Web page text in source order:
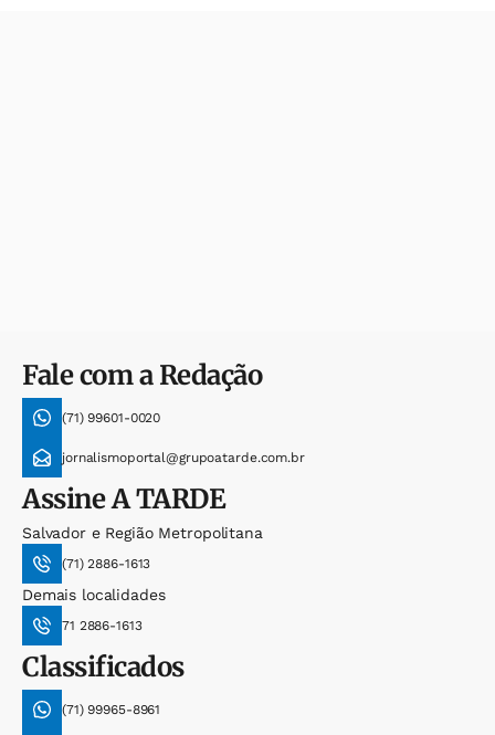
Fale com a Redação
(71) 99601-0020
jornalismoportal@grupoatarde.com.br
AssineA TARDE
Salvador e Região Metropolitana
(71) 2886-1613
Demais localidades
71 2886-1613
Classificados
(71) 99965-8961